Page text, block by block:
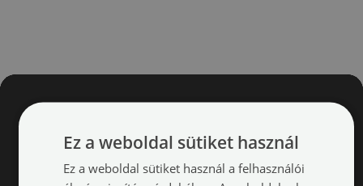
Ez a weboldal sütiket használ
Ez a weboldal sütiket használ a felhasználói